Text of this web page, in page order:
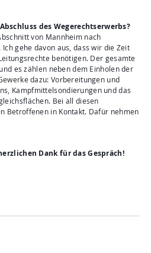
des Wegerechtserwerbs?
von Mannheim nach
gehe davon aus, dass wir die Zeit
benötigen. Der gesamte
es zählen neben dem Einholen der
dazu: Vorbereitungen und
Kampfmittelsondierungen und das
Bei all diesen
Betroffenen in Kontakt. Dafür nehmen
Dank für das Gespräch!